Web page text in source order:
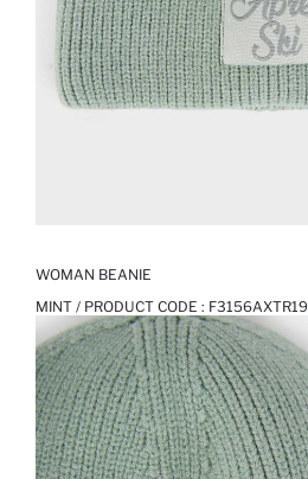
WOMAN BEANIE
MINT / PRODUCT CODE : F3156AXTR19